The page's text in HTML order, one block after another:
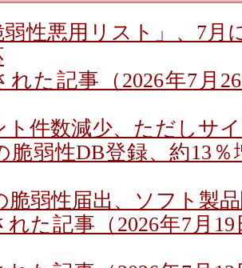
性悪用リスト」、7月
れた記事（2026年7月
ト件数減少、ただしサ
脆弱性DB登録、約13％
脆弱性届出、ソフト製
た記事（2026年7月19